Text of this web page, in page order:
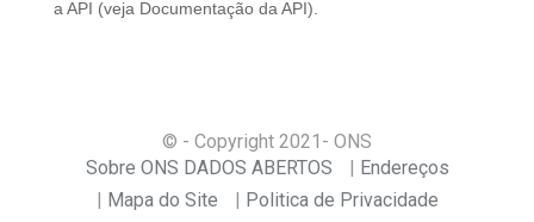
a API (veja Documentação da API ).
© - Copyright 2021 - ONS
Sobre ONS DADOS ABERTOS
Endereços
Mapa do Site
Politica de Privacidade